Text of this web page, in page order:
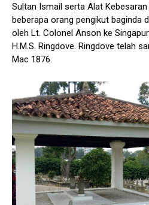
Sultan Ismail serta Alat Kebesaran
beberapa orang pengikut baginda
oleh Lt. Colonel Anson ke
H.M.S. Ringdove. Ringdove telah
Mac 1876.